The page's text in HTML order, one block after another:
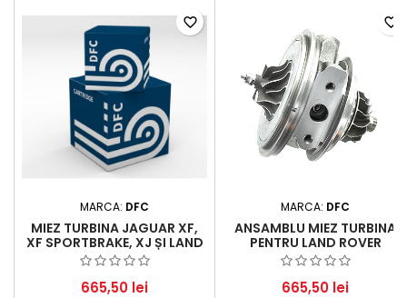
MARCA: DFC
MIEZ TURBINA JAGUAR XF,
XF SPORTBRAKE, XJ ȘI LAND
ROVER DISCOVERY IV, RANGE
ROVER IV, RANGE ROVER
SPORT IV 3.0 D ȘI 3.0 SDV6
665,50 lei
favorite_border
MARCA: DFC
ANSAMBLU MIEZ TURBINA
PENTRU LAND ROVER
DISCOVERY IV ȘI RANGE
ROVER 3.0 SDV6
665,50 lei
favorite_border